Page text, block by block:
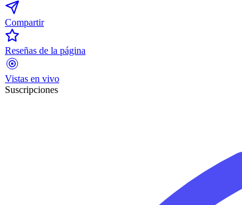
Compartir
Reseñas de la página
Vistas en vivo
Suscripciones